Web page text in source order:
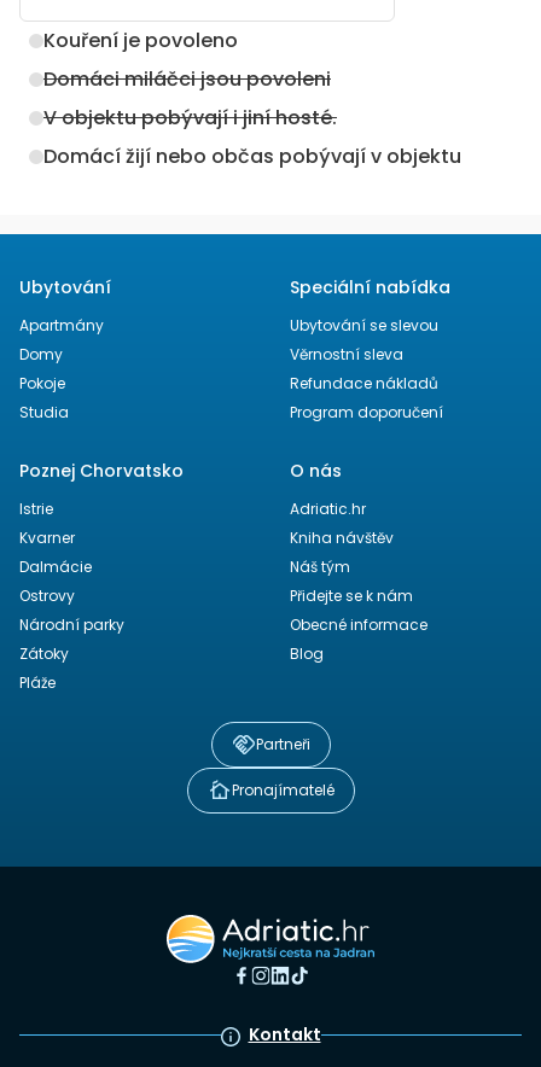
Kouření je povoleno
Domáci miláčci jsou povoleni
V objektu pobývají i jiní hosté.
Domácí žijí nebo občas pobývají v objektu
Ubytování
Apartmány
Domy
Pokoje
Studia
Speciální nabídka
Ubytování se slevou
Věrnostní sleva
Refundace nákladů
Program doporučení
Poznej Chorvatsko
Istrie
Kvarner
Dalmácie
Ostrovy
Národní parky
Zátoky
Pláže
O nás
Adriatic.hr
Kniha návštěv
Náš tým
Přidejte se k nám
Obecné informace
Blog
Partneři
Pronajímatelé
Kontakt